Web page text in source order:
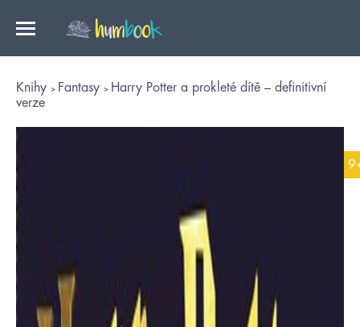
Knihy Fantasy
Harry Potter a prokleté dítě – definitivní
verze